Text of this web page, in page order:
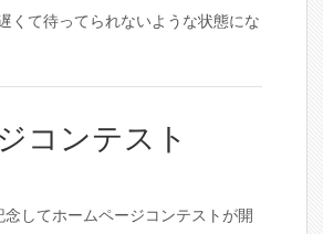
くて待ってられないような状態にな
コンテスト
してホームページコンテストが開